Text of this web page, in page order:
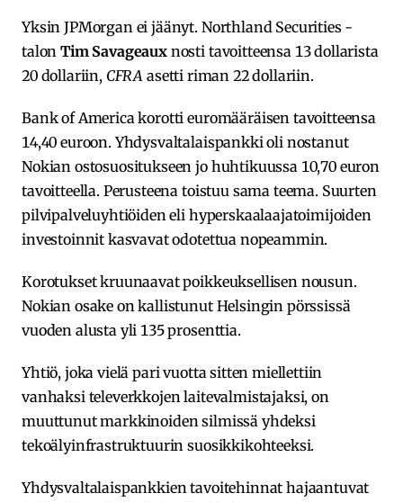
Yksin JPMorgan ei jäänyt. Northland Securities -
talonTim Savageauxnosti tavoitteensa 13 dollarista
20 dollariin, CFRA asetti riman 22 dollariin.
Bank of America korotti euromääräisen tavoitteensa
14,40 euroon. Yhdysvaltalaispankki oli nostanut
Nokian ostosuositukseen jo huhtikuussa 10,70 euron
tavoitteella. Perusteena toistuu sama teema. Suurten
pilvipalveluyhtiöiden eli hyperskaalaajatoimijoiden
investoinnit kasvavat odotettua nopeammin.
Korotukset kruunaavat poikkeuksellisen nousun.
Nokian osake on kallistunut Helsingin pörssissä
vuoden alusta yli 135 prosenttia.
Yhtiö, joka vielä pari vuotta sitten miellettiin
vanhaksi televerkkojen laitevalmistajaksi, on
muuttunut markkinoiden silmissä yhdeksi
tekoälyinfrastruktuurin suosikkikohteeksi.
Yhdysvaltalaispankkien tavoitehinnat hajaantuvat